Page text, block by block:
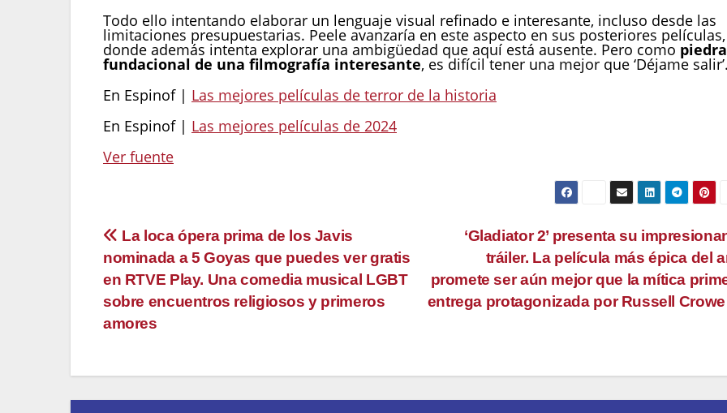
Todo ello intentando elaborar un lenguaje visual refinado e interesante, incluso desde las
limitaciones presupuestarias. Peele avanzaría en este aspecto en sus posteriores películas,
donde además intenta explorar una ambigüedad que aquí está ausente. Pero como piedra
fundacional de una filmografía interesante, es difícil tener una mejor que ‘Déjame salir’.
En Espinof | Las mejores películas de terror de la historia
En Espinof | Las mejores películas de 2024
Ver fuente
Navegación
de
entradas
‘Gladiator 2’ presenta su
tráiler. La película más épica del
promete ser aún mejor que la mítica
entrega protagonizada por Russell Crowe
La loca ópera prima de los Javis
nominada a 5 Goyas que puedes ver gratis
en RTVE Play. Una comedia musical LGBT
sobre encuentros religiosos y primeros
amores